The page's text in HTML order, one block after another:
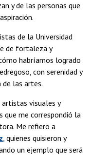
y de las personas que
de la Universidad
de fortaleza y
habríamos logrado
con serenidad y
de las artes.
artistas visuales y
que me correspondió la
Me refiero a
, quienes quisieron y
un ejemplo que será